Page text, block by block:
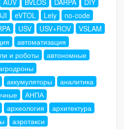
AUV BVLOS DARPA
DIY
eVTOL Lely
no-code
USV USV+ROV
VSLAM
автоматизация
и роботы
автономные
аккумуляторы
аналитика
АНПА
археология
архитектура
аэротакси